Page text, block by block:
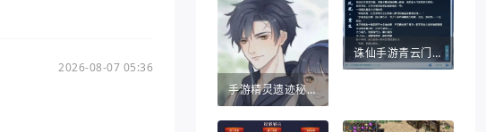
2026-08-07 05:36
手游精灵遗迹秘密宝藏（热血江湖手游秘宝灵符）
诛仙手游青云门攻略（诛仙手游哪个职业比较适合平民）